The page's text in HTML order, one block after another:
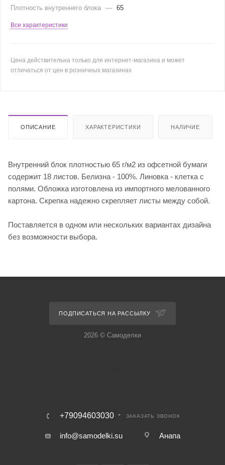
Плотность внутреннего блока — 65
Все характеристики
Цена действительна только для интернет-магазина и может
отличаться от цен в розничных магазинах
ОПИСАНИЕ ХАРАКТЕРИСТИКИ НАЛИЧИЕ
Внутренний блок плотностью 65 г/м2 из офсетной бумаги
содержит 18 листов. Белизна - 100%. Линовка - клетка с
полями. Обложка изготовлена из импортного мелованного
картона. Скрепка надежно скрепляет листы между собой.
Поставляется в одном или нескольких вариантах дизайна
без возможности выбора.
ПОДПИСАТЬСЯ НА РАССЫЛКУ
2026 © Самоделки
+79094603030 ЗАКАЗАТЬ ЗВОНОК
info@samodelki.su Анапа